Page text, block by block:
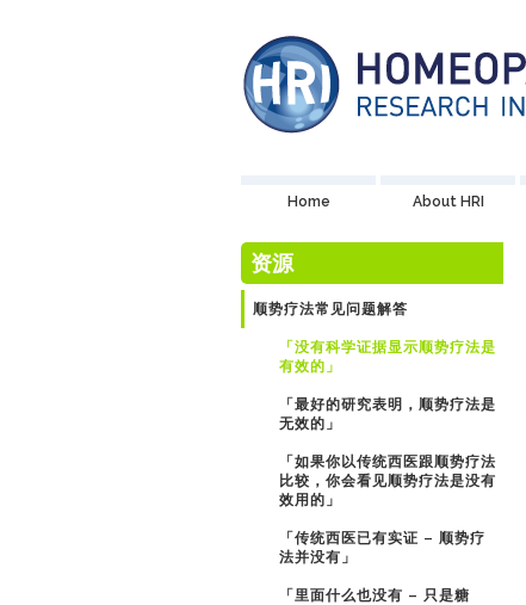
Home About HRI
资源
顺势疗法常见问题解答
「没有科学证据显示顺势疗法是
有效的」
「最好的研究表明，顺势疗法是
无效的」
「如果你以传统西医跟顺势疗法
比较，你会看见顺势疗法是没有
效用的」
「传统西医已有实证 – 顺势疗
法并没有」
「里面什么也没有 – 只是糖